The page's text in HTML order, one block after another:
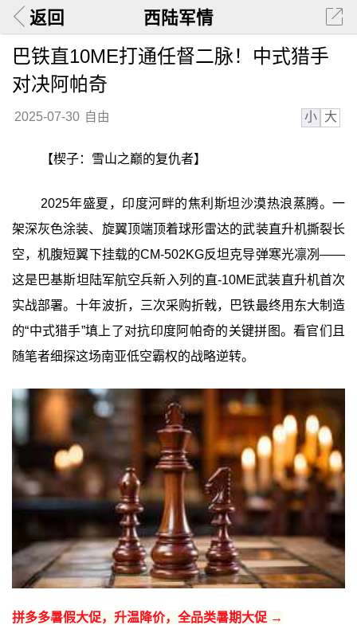
返回 西陆军情
巴铁直10ME打通任督二脉！中式猎手
对决阿帕奇
2025-07-30 自由 小 大
【楔子：雪山之巅的复仇者】
2025年盛夏，印度河畔的焦利斯坦沙漠热浪蒸腾。一
架深灰色涂装、旋翼顶端顶着球形雷达的武装直升机撕裂长
空，机腹短翼下挂载的CM-502KG反坦克导弹寒光凛冽——
这是巴基斯坦陆军航空兵新入列的直-10ME武装直升机首次
实战部署。十年波折，三次采购折戟，巴铁最终用东大制造
的“中式猎手”填上了对抗印度阿帕奇的关键拼图。看官们且
随笔者细探这场南亚低空霸权的战略逆转。
拼多多暑假大促，升温降价，全品类暑期大促 →